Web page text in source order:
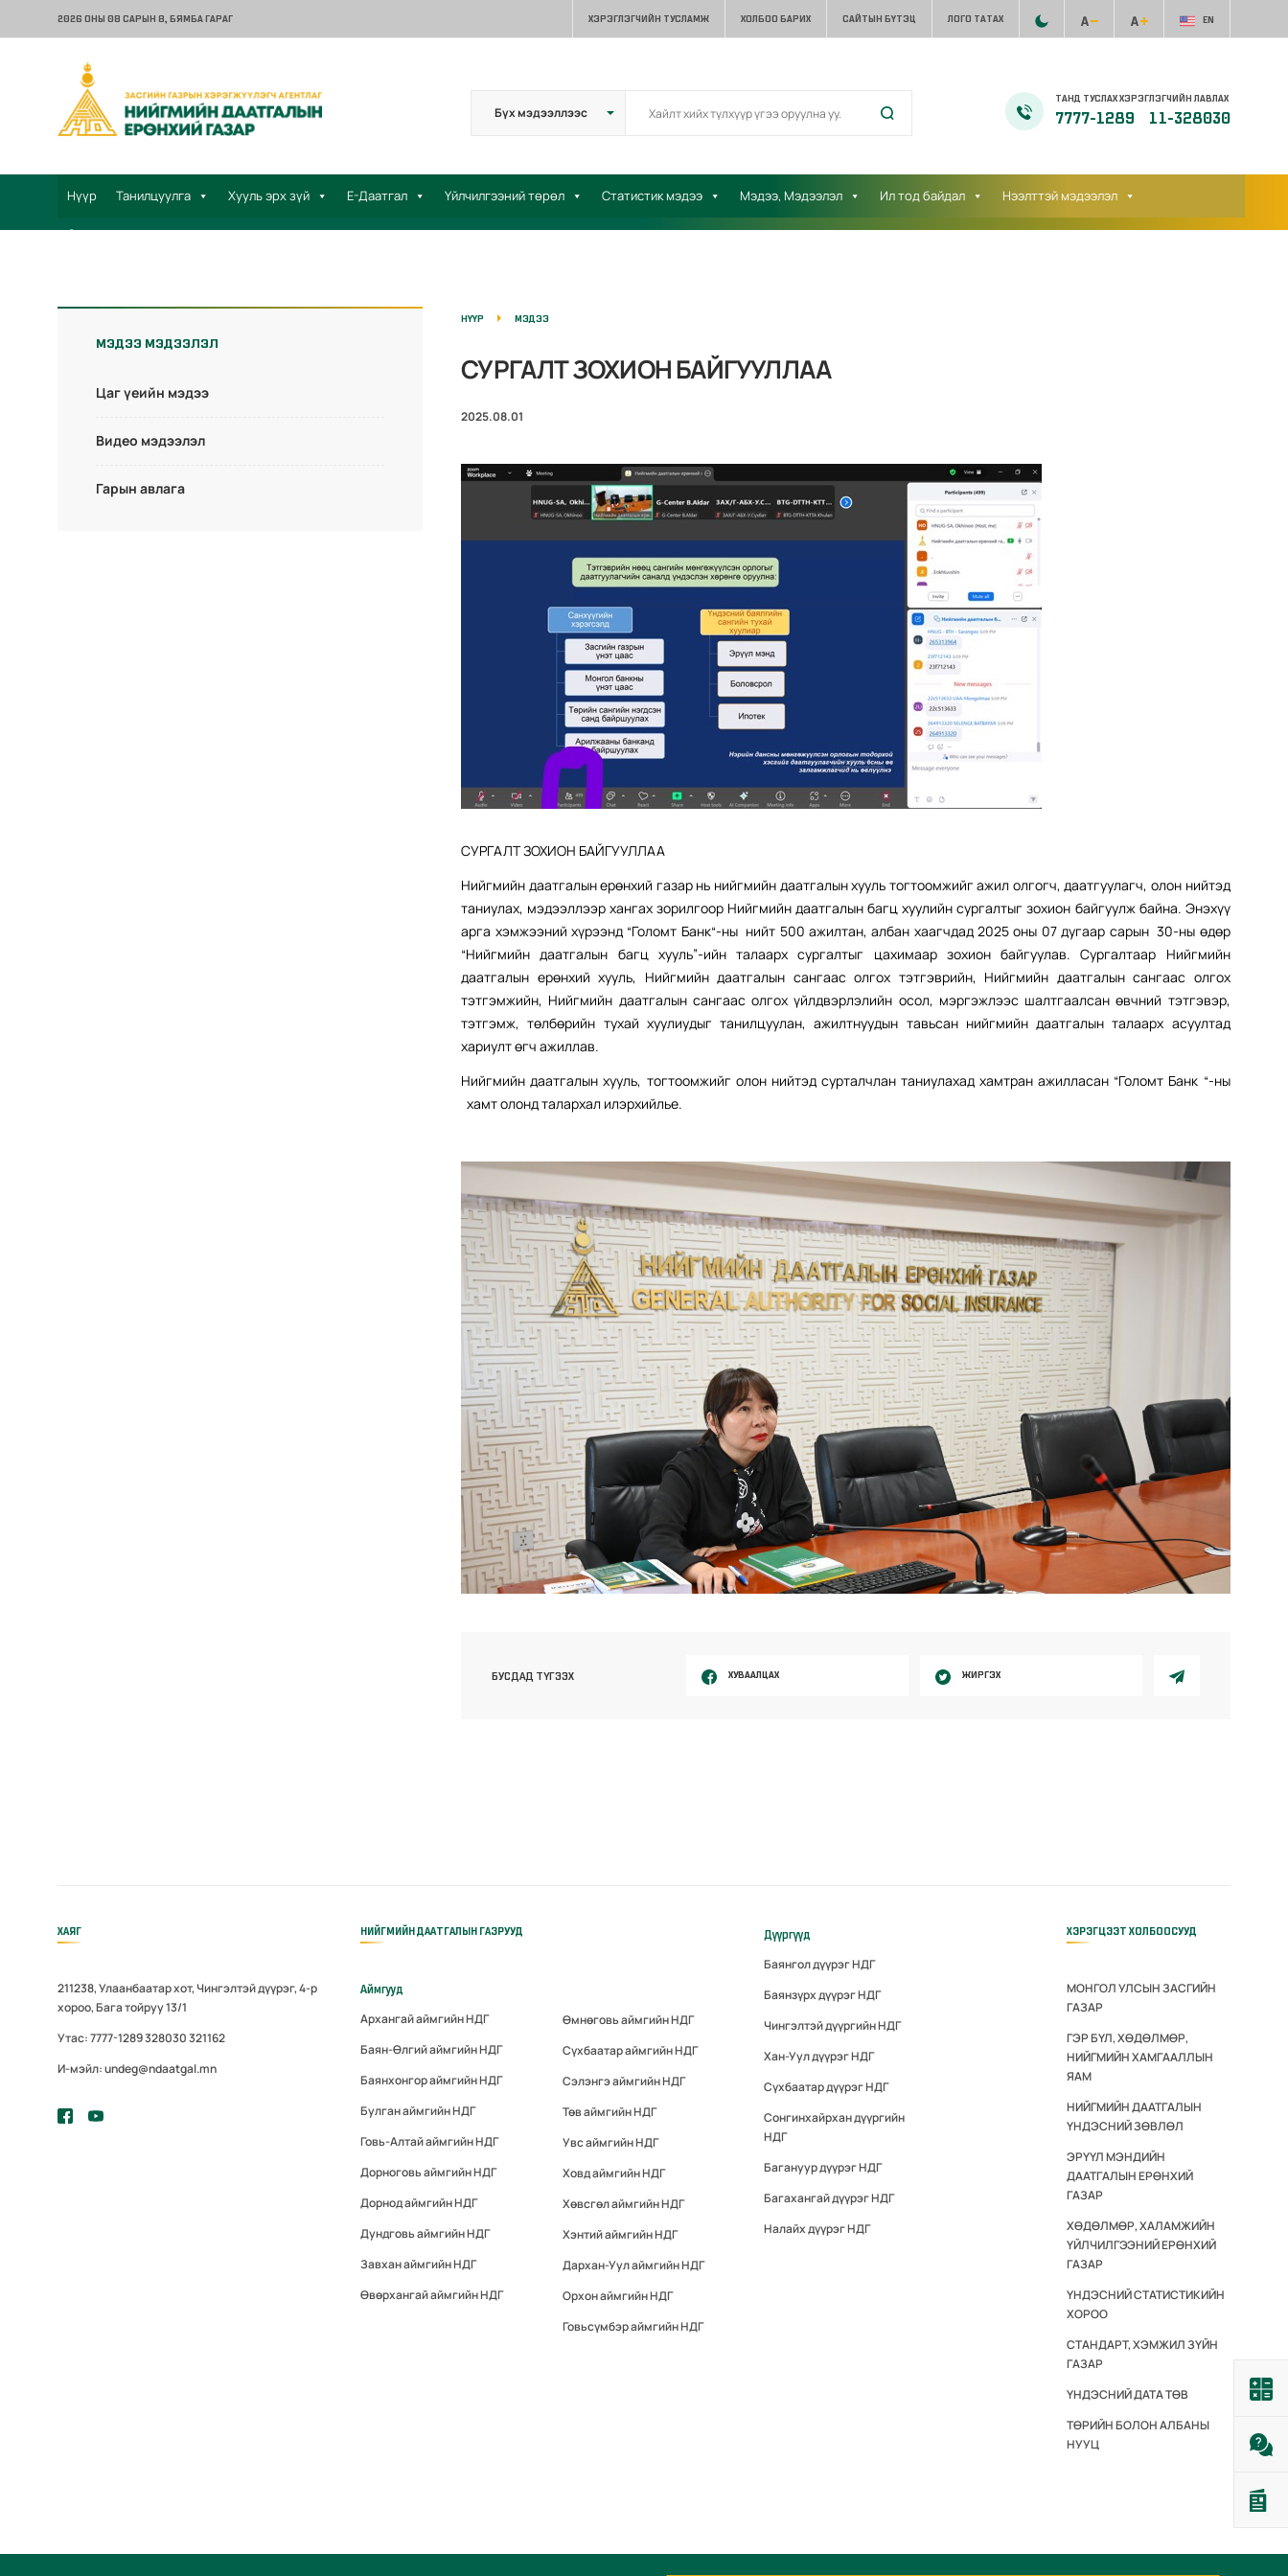
2026 ОНЫ 08 САРЫН 8, БЯМБА ГАРАГ ХЭРЭГЛЭГЧИЙН ТУСЛАМЖ ХОЛБОО БАРИХ САЙТЫН БҮТЭЦ ЛОГО ТАТАХ EN
ТАНД ТУСЛАХ ХЭРЭГЛЭГЧИЙН ЛАВЛАХ
7777-1289 11-328030
Нүүр Танилцуулга Хууль эрх зүй Е-Даатгал Үйлчилгээний төрөл Статистик мэдээ Мэдээ, Мэдээлэл Ил тод байдал Нээлттэй мэдээлэл
Санал хүсэлт
МЭДЭЭ МЭДЭЭЛЭЛ
Цаг үеийн мэдээ
Видео мэдээлэл
Гарын авлага
НҮҮР МЭДЭЭ
СУРГАЛТ ЗОХИОН БАЙГУУЛЛАА
2025.08.01
СУРГАЛТ ЗОХИОН БАЙГУУЛЛАА
Нийгмийн даатгалын ерөнхий газар нь нийгмийн даатгалын хууль тогтоомжийг ажил олгогч, даатгуулагч, олон нийтэд
таниулах, мэдээллээр хангах зорилгоор Нийгмийн даатгалын багц хуулийн сургалтыг зохион байгуулж байна. Энэхүү
арга хэмжээний хүрээнд “Голомт Банк“-ны нийт 500 ажилтан, албан хаагчдад 2025 оны 07 дугаар сарын 30-ны өдөр
“Нийгмийн даатгалын багц хууль”-ийн талаарх сургалтыг цахимаар зохион байгуулав. Сургалтаар Нийгмийн
даатгалын ерөнхий хууль, Нийгмийн даатгалын сангаас олгох тэтгэврийн, Нийгмийн даатгалын сангаас олгох
тэтгэмжийн, Нийгмийн даатгалын сангаас олгох үйлдвэрлэлийн осол, мэргэжлээс шалтгаалсан өвчний тэтгэвэр,
тэтгэмж, төлбөрийн тухай хуулиудыг танилцуулан, ажилтнуудын тавьсан нийгмийн даатгалын талаарх асуултад
хариулт өгч ажиллав.
Нийгмийн даатгалын хууль, тогтоомжийг олон нийтэд сурталчлан таниулахад хамтран ажилласан “Голомт Банк “-ны
хамт олонд талархал илэрхийлье.
БУСДАД ТҮГЭЭХ ХУВААЛЦАХ ЖИРГЭХ
ХАЯГ
211238, Улаанбаатар хот, Чингэлтэй дүүрэг, 4-р
хороо, Бага тойруу 13/1
Утас: 7777-1289 328030 321162
И-мэйл: undeg@ndaatgal.mn
НИЙГМИЙН ДААТГАЛЫН ГАЗРУУД
Аймгууд
Архангай аймгийн НДГ
Баян-Өлгий аймгийн НДГ
Баянхонгор аймгийн НДГ
Булган аймгийн НДГ
Говь-Алтай аймгийн НДГ
Дорноговь аймгийн НДГ
Дорнод аймгийн НДГ
Дундговь аймгийн НДГ
Завхан аймгийн НДГ
Өвөрхангай аймгийн НДГ
Өмнөговь аймгийн НДГ
Сүхбаатар аймгийн НДГ
Сэлэнгэ аймгийн НДГ
Төв аймгийн НДГ
Увс аймгийн НДГ
Ховд аймгийн НДГ
Хөвсгөл аймгийн НДГ
Хэнтий аймгийн НДГ
Дархан-Уул аймгийн НДГ
Орхон аймгийн НДГ
Говьсүмбэр аймгийн НДГ
Дүүргүүд
Баянгол дүүрэг НДГ
Баянзүрх дүүрэг НДГ
Чингэлтэй дүүргийн НДГ
Хан-Уул дүүрэг НДГ
Сүхбаатар дүүрэг НДГ
Сонгинхайрхан дүүргийн
НДГ
Багануур дүүрэг НДГ
Багахангай дүүрэг НДГ
Налайх дүүрэг НДГ
ХЭРЭГЦЭЭТ ХОЛБООСУУД
МОНГОЛ УЛСЫН ЗАСГИЙН
ГАЗАР
ГЭР БҮЛ, ХӨДӨЛМӨР,
НИЙГМИЙН ХАМГААЛЛЫН
ЯАМ
НИЙГМИЙН ДААТГАЛЫН
ҮНДЭСНИЙ ЗӨВЛӨЛ
ЭРҮҮЛ МЭНДИЙН
ДААТГАЛЫН ЕРӨНХИЙ
ГАЗАР
ХӨДӨЛМӨР, ХАЛАМЖИЙН
ҮЙЛЧИЛГЭЭНИЙ ЕРӨНХИЙ
ГАЗАР
ҮНДЭСНИЙ СТАТИСТИКИЙН
ХОРОО
СТАНДАРТ, ХЭМЖИЛ ЗҮЙН
ГАЗАР
ҮНДЭСНИЙ ДАТА ТӨВ
ТӨРИЙН БОЛОН АЛБАНЫ
НУУЦ